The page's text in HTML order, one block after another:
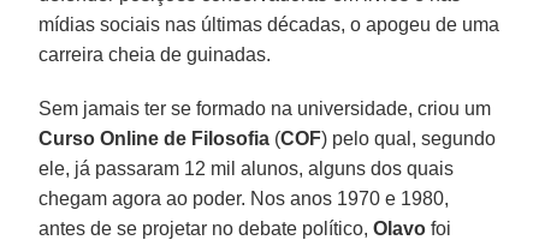
mídias sociais nas últimas décadas, o apogeu de uma
carreira cheia de guinadas.
Sem jamais ter se formado na universidade, criou um
Curso Online de Filosofia (COF) pelo qual, segundo
ele, já passaram 12 mil alunos, alguns dos quais
chegam agora ao poder. Nos anos 1970 e 1980,
antes de se projetar no debate político,Olavo foi